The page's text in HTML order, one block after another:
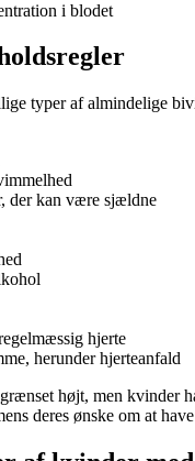
i blodet
typer af almindelige
der kan være sjældne
hjerte
herunder hjerteanfald
højt, men kvinder
deres ønske om at